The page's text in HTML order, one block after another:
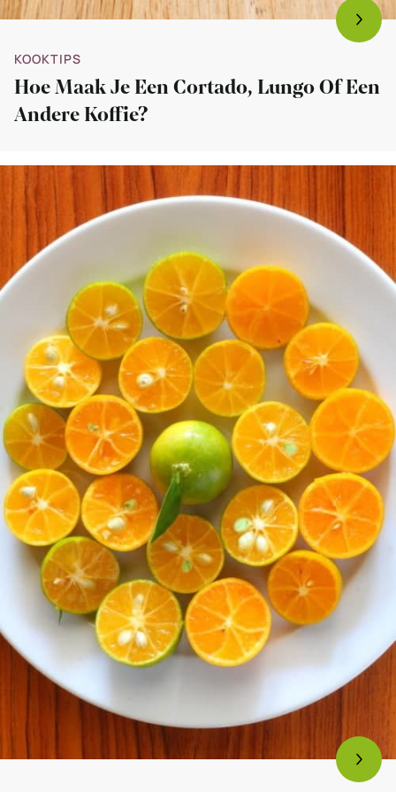
KOOKTIPS
Hoe Maak Je Een Cortado, Lungo Of Een
Andere Koffie?
Bekijk
Video:
Hoe
segmenteer
je
een
sinaasappel